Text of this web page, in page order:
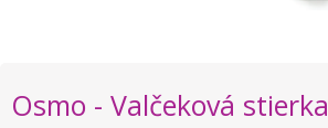
Osmo - Valčeková stierka